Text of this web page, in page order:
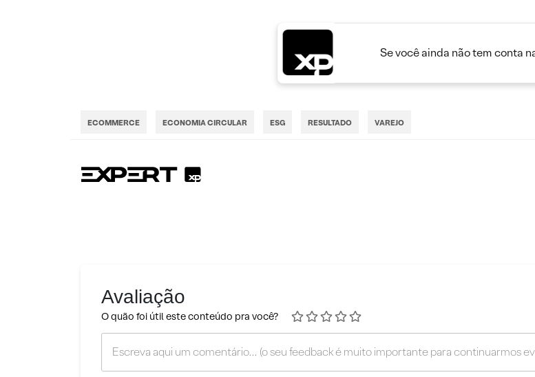
Se você ainda não tem conta
ECOMMERCE ECONOMIA CIRCULAR ESG RESULTADO VAREJO
Avaliação
O quão foi útil este conteúdo pra você?